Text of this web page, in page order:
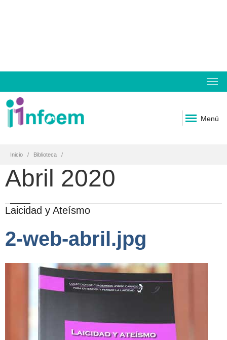
Menú
Inicio Biblioteca
Abril 2020
Laicidad y Ateísmo
2-web-abril.jpg